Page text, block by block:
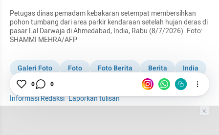
Petugas dinas pemadam kebakaran setempat membersihkan
pohon tumbang dari area parkir kendaraan setelah hujan deras di
pasar Lal Darwaja di Ahmedabad, India, Rabu (8/7/2026). Foto:
SHAMMI MEHRA/AFP
Galeri Foto Foto Foto Berita Berita
India
New Delhi
Internasional
Informasi Redaksi·Laporkan tulisan
0 0